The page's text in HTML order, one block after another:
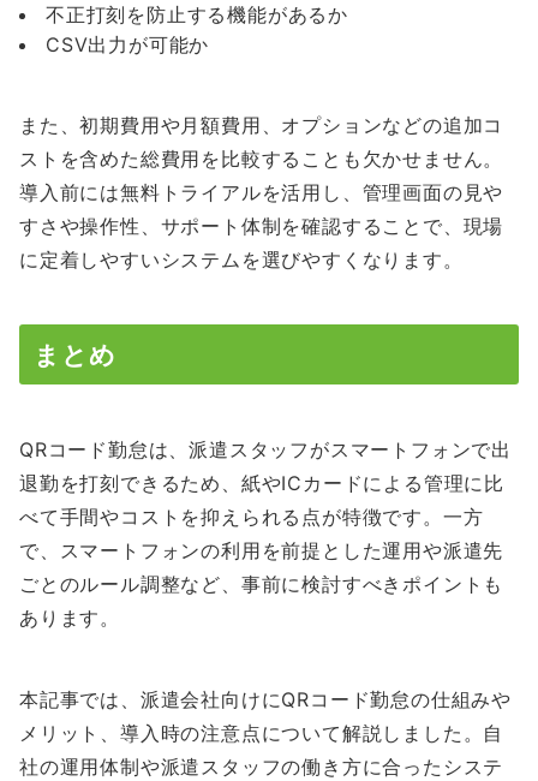
不正打刻を防止する機能があるか
CSV出力が可能か
また、初期費用や月額費用、オプションなどの追加コ
ストを含めた総費用を比較することも欠かせません。
導入前には無料トライアルを活用し、管理画面の見や
すさや操作性、サポート体制を確認することで、現場
に定着しやすいシステムを選びやすくなります。
まとめ
QRコード勤怠は、派遣スタッフがスマートフォンで出
退勤を打刻できるため、紙やICカードによる管理に比
べて手間やコストを抑えられる点が特徴です。一方
で、スマートフォンの利用を前提とした運用や派遣先
ごとのルール調整など、事前に検討すべきポイントも
あります。
本記事では、派遣会社向けにQRコード勤怠の仕組みや
メリット、導入時の注意点について解説しました。自
社の運用体制や派遣スタッフの働き方に合ったシステ